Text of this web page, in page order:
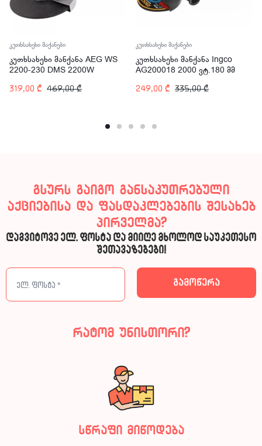
კუთხსახეხი მაქანები
კუთხსახეხი მანქანა AEG WS
2200-230 DMS 2200W
319,00 ₾ 469,00₾
კუთხსახეხი მაქანები
კუთხსახეხი მანქანა Ingco
AG200018 2000 ვტ.180 მმ
249,00 ₾ 335,00₾
გსურს გაიგო განსაკუთრებული
აქციებისა და ფასდაკლებების შესახებ
პირველმა?
დაგვიტოვე ელ. ფოსტა და მიიღე მხოლოდ საუკეთესო
შეთავაზებები!
რატომ უნისთორი?
სწრაფი მიწოდება